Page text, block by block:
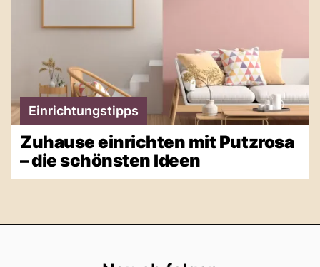
Einrichtungstipps
Zuhause einrichten mit Putzrosa
– die schönsten Ideen